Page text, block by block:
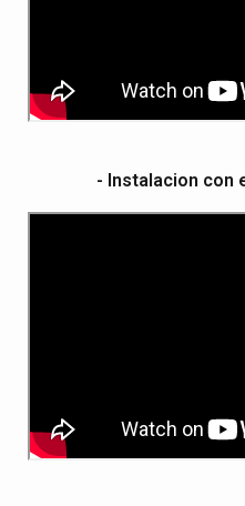
- Instalacion con